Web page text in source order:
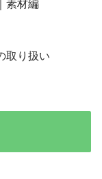
素材編
取り扱い